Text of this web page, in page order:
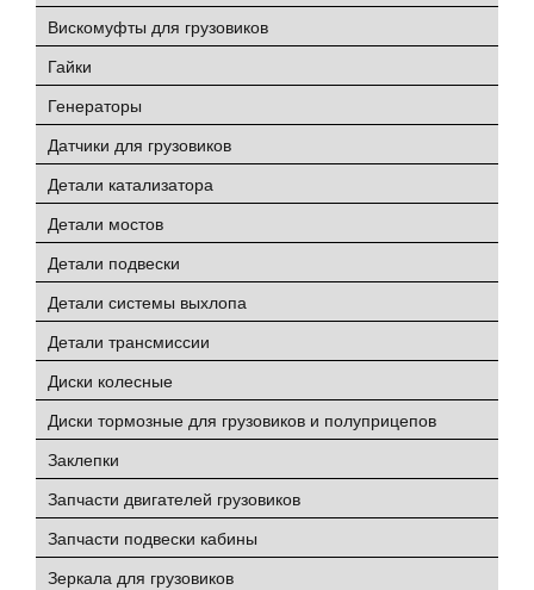
Вискомуфты для грузовиков
Гайки
Генераторы
Датчики для грузовиков
Детали катализатора
Детали мостов
Детали подвески
Детали системы выхлопа
Детали трансмиссии
Диски колесные
Диски тормозные для грузовиков и полуприцепов
Заклепки
Запчасти двигателей грузовиков
Запчасти подвески кабины
Зеркала для грузовиков